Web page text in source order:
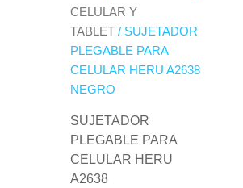
CELULAR Y
TABLET / SUJETADOR
PLEGABLE PARA
CELULAR HERU A2638
NEGRO
SUJETADOR
PLEGABLE PARA
CELULAR HERU
A2638